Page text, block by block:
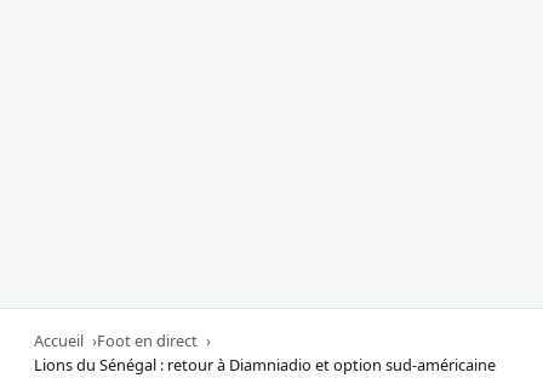
Accueil
Foot en direct
Lions du Sénégal : retour à Diamniadio et option sud-américaine